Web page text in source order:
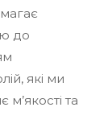
до
які ми
та